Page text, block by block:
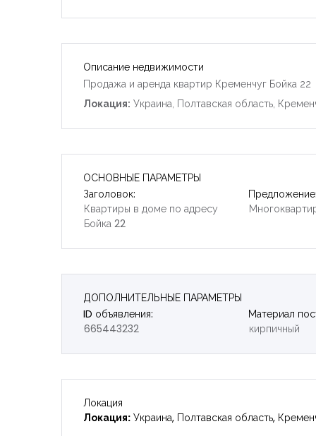
Описание недвижимости
Продажа и аренда квартир Кременчуг Бойка 22
Локация: Украина, Полтавская область,
ОСНОВНЫЕ ПАРАМЕТРЫ
Заголовок:
Квартиры в доме по адресу
Бойка 22
ДОПОЛНИТЕЛЬНЫЕ ПАРАМЕТРЫ
ID объявления:
665443232
Материал
кирпичный
Локация
Локация: Украина, Полтавская область,